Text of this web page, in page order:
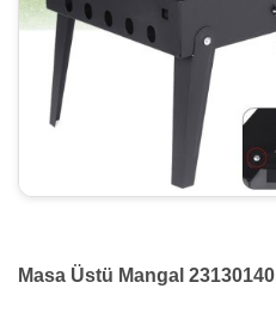
Masa Üstü Mangal 23130140